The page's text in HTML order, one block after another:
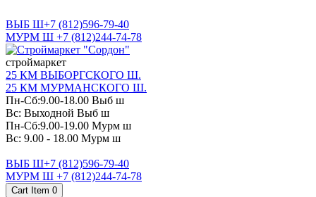
ВЫБ Ш+7 (812)596-79-40
МУРМ Ш +7 (812)244-74-78
cтроймаркет
25 КМ ВЫБОРГСКОГО Ш.
25 КМ МУРМАНСКОГО Ш.
Пн-Сб:9.00-18.00 Выб ш
Вс: Выходной Выб ш
Пн-Сб:9.00-19.00 Мурм ш
Вс: 9.00 - 18.00 Мурм ш
ВЫБ Ш+7 (812)596-79-40
МУРМ Ш +7 (812)244-74-78
Cart Item 0